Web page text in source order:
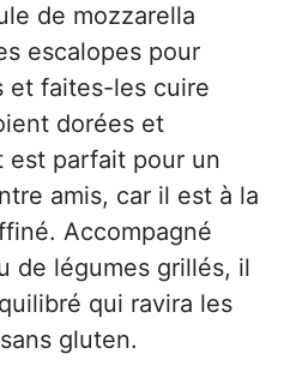
de mozzarella
escalopes pour
et faites-les cuire
dorées et
est parfait pour un
amis, car il est à la
Accompagné
de légumes grillés, il
qui ravira les
gluten.